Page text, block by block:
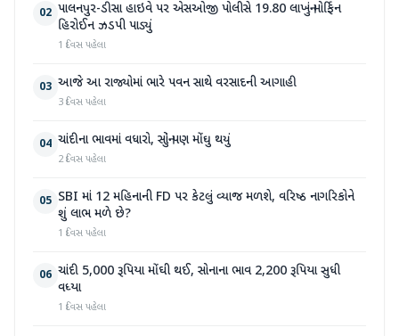
02 પાલનપુર-ડીસા હાઇવે પર એસઓજી પોલીસે 19.80 લાખનું મોર્ફિન
હિરોઈન ઝડપી પાડ્યું
1 દિવસ પહેલા
03 આજે આ રાજ્યોમાં ભારે પવન સાથે વરસાદની આગાહી
3 દિવસ પહેલા
04 ચાંદીના ભાવમાં વધારો, સોનું પણ મોંઘુ થયું
2 દિવસ પહેલા
05 SBI માં 12 મહિનાની FD પર કેટલું વ્યાજ મળશે, વરિષ્ઠ નાગરિકોને
શું લાભ મળે છે?
1 દિવસ પહેલા
06 ચાંદી 5,000 રૂપિયા મોંઘી થઈ, સોનાના ભાવ 2,200 રૂપિયા સુધી
વધ્યા
1 દિવસ પહેલા